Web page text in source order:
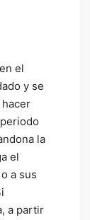
el
y se
la
el
a sus
a partir